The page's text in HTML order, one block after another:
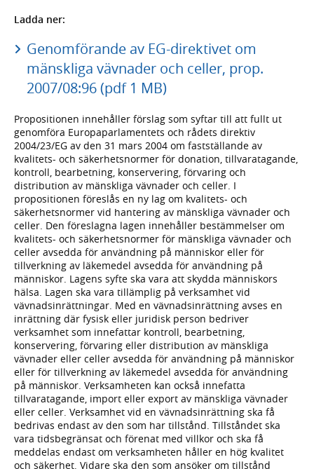
Ladda ner:
Genomförande av EG-direktivet om
mänskliga vävnader och celler, prop.
2007/08:96 (pdf 1 MB)
Propositionen innehåller förslag som syftar till att fullt ut
genomföra Europaparlamentets och rådets direktiv
2004/23/EG av den 31 mars 2004 om fastställande av
kvalitets- och säkerhetsnormer för donation, tillvaratagande,
kontroll, bearbetning, konservering, förvaring och
distribution av mänskliga vävnader och celler. I
propositionen föreslås en ny lag om kvalitets- och
säkerhetsnormer vid hantering av mänskliga vävnader och
celler. Den föreslagna lagen innehåller bestämmelser om
kvalitets- och säkerhetsnormer för mänskliga vävnader och
celler avsedda för användning på människor eller för
tillverkning av läkemedel avsedda för användning på
människor. Lagens syfte ska vara att skydda människors
hälsa. Lagen ska vara tillämplig på verksamhet vid
vävnadsinrättningar. Med en vävnadsinrättning avses en
inrättning där fysisk eller juridisk person bedriver
verksamhet som innefattar kontroll, bearbetning,
konservering, förvaring eller distribution av mänskliga
vävnader eller celler avsedda för användning på människor
eller för tillverkning av läkemedel avsedda för användning
på människor. Verksamheten kan också innefatta
tillvaratagande, import eller export av mänskliga vävnader
eller celler. Verksamhet vid en vävnadsinrättning ska få
bedrivas endast av den som har tillstånd. Tillståndet ska
vara tidsbegränsat och förenat med villkor och ska få
meddelas endast om verksamheten håller en hög kvalitet
och säkerhet. Vidare ska den som ansöker om tillstånd